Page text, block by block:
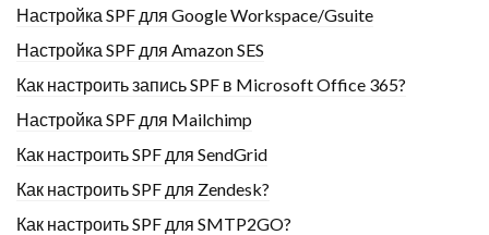
Настройка SPF для Google Workspace/Gsuite
Настройка SPF для Amazon SES
Как настроить запись SPF в Microsoft Office 365?
Настройка SPF для Mailchimp
Как настроить SPF для SendGrid
Как настроить SPF для Zendesk?
Как настроить SPF для SMTP2GO?